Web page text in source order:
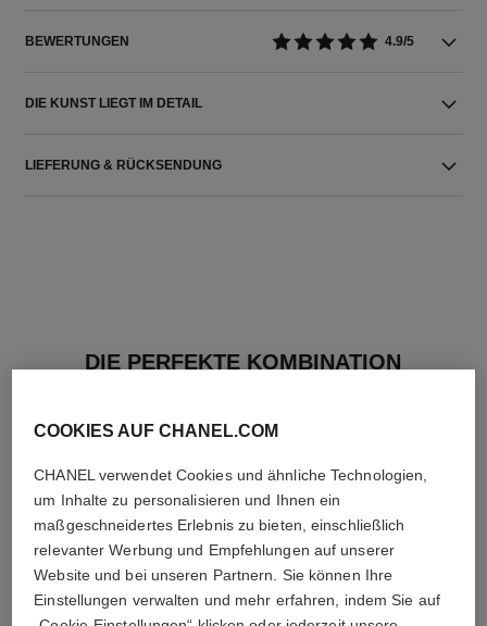
BEWERTUNGEN 4.9/5
DIE KUNST LIEGT IM DETAIL
LIEFERUNG & RÜCKSENDUNG
DIE PERFEKTE KOMBINATION
COOKIES AUF CHANEL.COM
CHANEL verwendet Cookies und ähnliche Technologien,
um Inhalte zu personalisieren und Ihnen ein
maßgeschneidertes Erlebnis zu bieten, einschließlich
relevanter Werbung und Empfehlungen auf unserer
Website und bei unseren Partnern. Sie können Ihre
Einstellungen verwalten und mehr erfahren, indem Sie auf